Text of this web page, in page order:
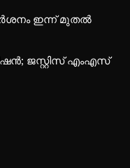
ഇന്ന് മുതല്‍
ജസ്റ്റിസ് എംഎസ്